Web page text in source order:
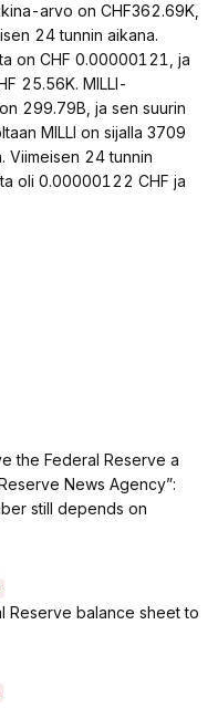
arvo on CHF362.69K,
24 tunnin aikana.
on CHF 0.00000121, ja
25.56K. MILLI-
299.79B, ja sen suurin
MILLI on sijalla 3709
Viimeisen 24 tunnin
oli 0.00000122 CHF ja
the Federal Reserve a
News Agency”:
still depends on
Reserve balance sheet to